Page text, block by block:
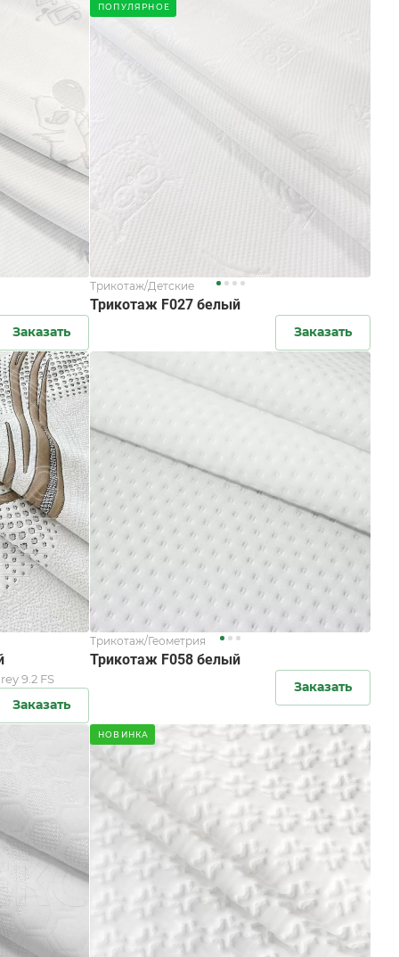
Заказать
ПОПУЛЯРНОЕ
Трикотаж/Детские
Трикотаж F027 белый
Заказать
9.2 FS
Заказать
Трикотаж/Геометрия
Трикотаж F058 белый
Заказать
НОВИНКА